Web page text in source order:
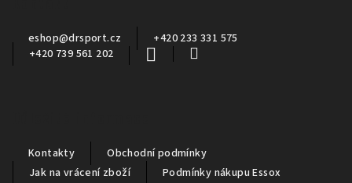
eshop@drsport.cz
+420 233 331 575
+420 739 561 202
Kontakty
Obchodní podmínky
Jak na vrácení zboží
Podmínky nákupu Essox